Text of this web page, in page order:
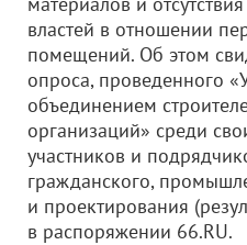
властей в отношении
помещений. Об этом
опроса, проведенного
объединением
организаций» среди
участников и
гражданского,
и проектирования
в распоряжении 66.RU.